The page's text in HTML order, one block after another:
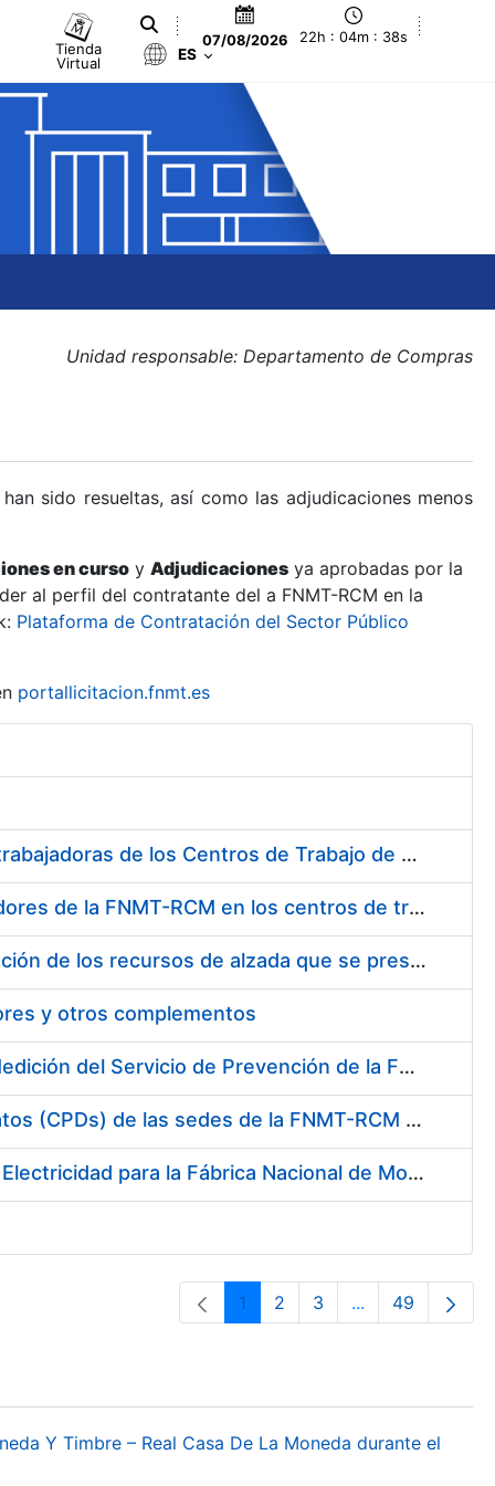
Tienda
Virtual
07/08/2026 22h : 04m : 38s
ES
Unidad responsable: Departamento de Compras
sido resueltas, así como las adjudicaciones menos
en curso y Adjudicaciones ya aprobadas por la
al perfil del contratante del a FNMT-RCM en la
Plataforma de Contratación del Sector Público
portallicitacion.fnmt.es
Suministro de Protectores Auditivos a medida para las personas trabajadoras de los Centros de Trabajo de Madrid y Burgos
Suministro de gafas graduadas antiproyecciones para los trabajadores de la FNMT-RCM en los centros de trabajo de Madrid y Burgos
Servicios de una empresa externa para el asesoramiento y resolución de los recursos de alzada que se presentan relacionados con procesos de selección para la FNMT-RCM
y otros complementos
Servicio de Calibración y Verificación Externa de los Equipos de Medición del Servicio de Prevención de la FNMT-RCM
Conexión mediante Fibra Óptica de los Centros de Proceso de Datos (CPDs) de las sedes de la FNMT-RCM de Burgos y Madrid
Contratación de acuerdo marco para el Suministro de Material de Electricidad para la Fábrica Nacional de Moneda y Timbre-Real Casa de la Moneda en su centro de trabajo de Burgos
Página
1 Página
2 Página
3 ...PáginasPágina
49
Y Timbre – Real Casa De La Moneda durante el